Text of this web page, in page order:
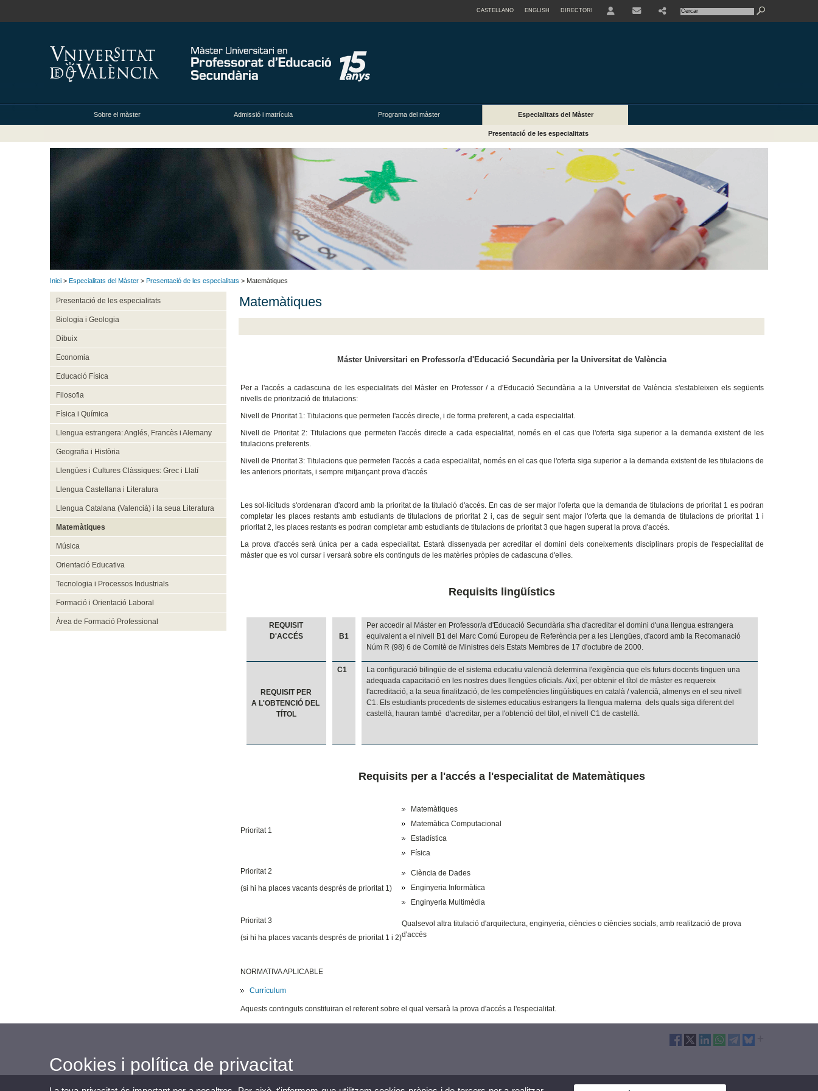
CASTELLANO ENGLISH DIRECTORI
Sobre el màster Admissió i matrícula Programa del màster Especialitats del Màster
Presentació de les especialitats
Inici > Especialitats del Màster > Presentació de les especialitats > Matemàtiques
Presentació de les especialitats
Biologia i Geologia
Dibuix
Economia
Educació Física
Filosofia
Física i Química
Llengua estrangera: Anglés, Francès i Alemany
Geografia i Història
Llengües i Cultures Clàssiques: Grec i Llatí
Llengua Castellana i Literatura
Llengua Catalana (Valencià) i la seua Literatura
Matemàtiques
Música
Orientació Educativa
Tecnologia i Processos Industrials
Formació i Orientació Laboral
Àrea de Formació Professional
Matemàtiques
Máster Universitari en Professor/a d'Educació Secundària per la Universitat de València
Per a l'accés a cadascuna de les especialitats del Màster en Professor / a d'Educació Secundària a la Universitat de València s'estableixen els següents
nivells de priorització de titulacions:
Nivell de Prioritat 1: Titulacions que permeten l'accés directe, i de forma preferent, a cada especialitat.
Nivell de Prioritat 2: Titulacions que permeten l'accés directe a cada especialitat, només en el cas que l'oferta siga superior a la demanda existent de les
titulacions preferents.
Nivell de Prioritat 3: Titulacions que permeten l'accés a cada especialitat, només en el cas que l'oferta siga superior a la demanda existent de les titulacions de
les anteriors prioritats, i sempre mitjançant prova d'accés
Les sol·licituds s'ordenaran d'acord amb la prioritat de la titulació d'accés. En cas de ser major l'oferta que la demanda de titulacions de prioritat 1 es podran
completar les places restants amb estudiants de titulacions de prioritat 2 i, cas de seguir sent major l'oferta que la demanda de titulacions de prioritat 1 i
prioritat 2, les places restants es podran completar amb estudiants de titulacions de prioritat 3 que hagen superat la prova d'accés.
La prova d'accés serà única per a cada especialitat. Estarà dissenyada per acreditar el domini dels coneixements disciplinars propis de l'especialitat de
màster que es vol cursar i versarà sobre els continguts de les matèries pròpies de cadascuna d'elles.
Requisits lingüístics
REQUISIT
D'ACCÉS
B1
Per accedir al Máster en Professor/a d'Educació Secundària s'ha d'acreditar el domini d'una llengua estrangera
equivalent a el nivell B1 del Marc Comú Europeu de Referència per a les Llengües, d'acord amb la Recomanació
Núm R (98) 6 de Comitè de Ministres dels Estats Membres de 17 d'octubre de 2000.
REQUISIT PER
A L'OBTENCIÓ DEL
TÍTOL
C1
La configuració bilingüe de el sistema educatiu valencià determina l'exigència que els futurs docents tinguen una
adequada capacitació en les nostres dues llengües oficials. Així, per obtenir el títol de màster es requereix
l'acreditació, a la seua finalització, de les competències lingüístiques en català / valencià, almenys en el seu nivell
C1. Els estudiants procedents de sistemes educatius estrangers la llengua materna dels quals siga diferent del
castellà, hauran també d'acreditar, per a l'obtenció del títol, el nivell C1 de castellà.
Requisits per a l'accés a l'especialitat de Matemàtiques
Prioritat 1
Matemàtiques
Matemàtica Computacional
Estadística
Física
Prioritat 2
(si hi ha places vacants després de prioritat 1)
Ciència de Dades
Enginyeria Informàtica
Enginyeria Multimèdia
Prioritat 3
(si hi ha places vacants després de prioritat 1 i 2)
Qualsevol altra titulació d'arquitectura, enginyeria, ciències o ciències socials, amb realització de prova
d'accés
NORMATIVA APLICABLE
Currículum
Aquests continguts constituiran el referent sobre el qual versarà la prova d'accés a l'especialitat.
Cookies i política de privacitat